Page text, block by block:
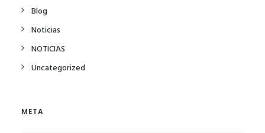
Blog
Noticias
NOTICIAS
Uncategorized
META